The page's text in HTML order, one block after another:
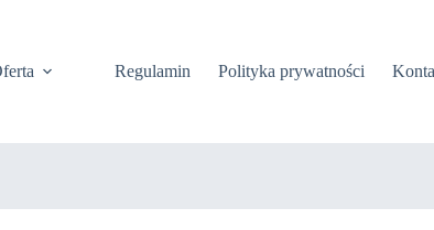
Regulamin Polityka prywatności